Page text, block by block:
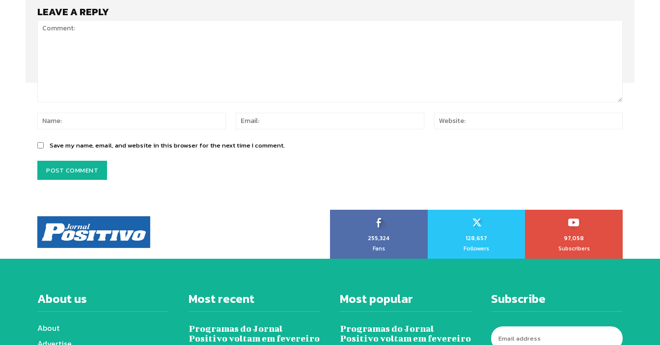
LEAVE A REPLY
Name:
Email:
Save my name, email, and website in this browser for the next time I comment.
255,324
Fans
128,657
Followers
97,058
Subscribers
About us
About
Most recent
Programas do Jornal
Positivo voltam em fevereiro
Most popular
Programas do Jornal
Positivo voltam em fevereiro
Subscribe